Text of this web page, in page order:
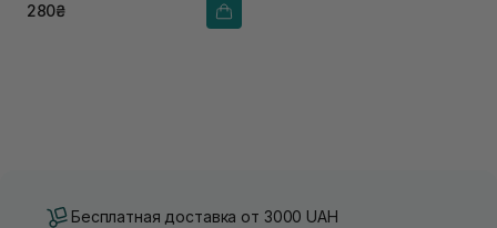
280₴
Бесплатная доставка от 3000 UAH